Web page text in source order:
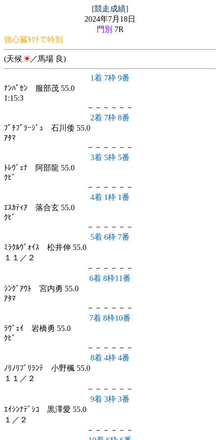
[競走成績]
2024年7月18日
門別 7R
強心臓ｷｸﾁで特別
(天候 ／馬場 良)
1着 7枠 9番
ﾅﾝﾊﾟｾﾝ 服部茂 55.0
1:15:3
－－－－－－
2着 7枠 8番
ﾌﾟﾁﾌﾟﾗｰｼﾞｭ 石川倭 55.0
ｱﾀﾏ
－－－－－－
3着 5枠 5番
ﾄﾚｳﾞｪﾅ 阿部龍 55.0
ｸﾋﾞ
－－－－－－
4着 1枠 1番
ｴｽｶﾃｨｱ 落合玄 55.0
ｸﾋﾞ
－－－－－－
5着 6枠 7番
ﾐﾗｸﾙｳﾞｫｲｽ 松井伸 55.0
１１／２
－－－－－－
6着 8枠11番
ｼﾝｸﾞｱｳﾄ 宮内勇 55.0
ｱﾀﾏ
－－－－－－
7着 8枠10番
ﾗｳﾞｪｲ 岩橋勇 55.0
ｸﾋﾞ
－－－－－－
8着 4枠 4番
ﾉﾘﾉﾘﾌﾞﾘﾗﾝﾃ 小野楓 55.0
１１／２
－－－－－－
9着 3枠 3番
ｴｲｼﾝﾅﾃﾞｼｺ 黒澤愛 55.0
１／２
－－－－－－